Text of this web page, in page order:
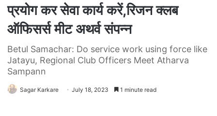
प्रयोग कर सेवा कार्य करें,रिजन क्लब
ऑफिसर्स मीट अथर्व संपन्न
Betul Samachar: Do service work using force like
Jatayu, Regional Club Officers Meet Atharva
Sampann
Sagar Karkare July 18, 2023 1 minute read